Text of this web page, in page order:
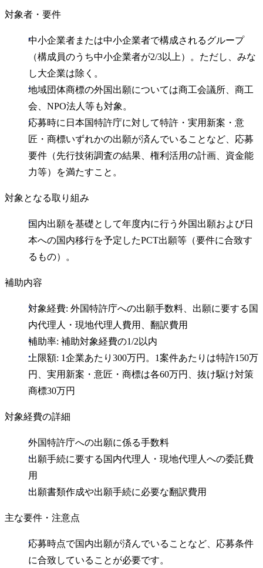
対象者・要件
中小企業者または中小企業者で構成されるグループ
（構成員のうち中小企業者が2/3以上）。ただし、みな
し大企業は除く。
地域団体商標の外国出願については商工会議所、商工
会、NPO法人等も対象。
応募時に日本国特許庁に対して特許・実用新案・意
匠・商標いずれかの出願が済んでいることなど、応募
要件（先行技術調査の結果、権利活用の計画、資金能
力等）を満たすこと。
対象となる取り組み
国内出願を基礎として年度内に行う外国出願および日
本への国内移行を予定したPCT出願等（要件に合致す
るもの）。
補助内容
対象経費: 外国特許庁への出願手数料、出願に要する国
内代理人・現地代理人費用、翻訳費用
補助率: 補助対象経費の1/2以内
上限額: 1企業あたり300万円。1案件あたりは特許150万
円、実用新案・意匠・商標は各60万円、抜け駆け対策
商標30万円
対象経費の詳細
外国特許庁への出願に係る手数料
出願手続に要する国内代理人・現地代理人への委託費
用
出願書類作成や出願手続に必要な翻訳費用
主な要件・注意点
応募時点で国内出願が済んでいることなど、応募条件
に合致していることが必要です。